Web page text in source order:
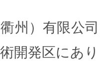
州）有限公
開発区にあ